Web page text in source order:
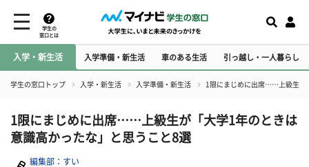
学生の
窓口とは
入学・新生活 入学準備・新生活 車のある生活 引っ越し・一人暮らし
学生の窓口トップ 入学・新生活 入学準備・新生活 1限にまじめに出席……上級生が
1限にまじめに出席……上級生が「大学1年のときは
意識高かったな」と思うこと8選
編集部：すい